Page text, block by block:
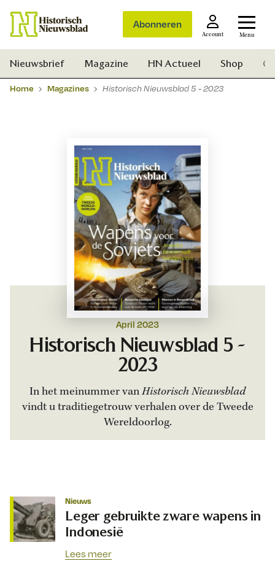
Abonneren
Account Menu
Zoek
Nieuwsbrief Magazine HN Actueel Shop
Home Magazines Historisch Nieuwsblad 5 - 2023
April 2023
Historisch Nieuwsblad 5 -
2023
In het meinummer vanHistorisch Nieuwsblad
vindt u traditiegetrouw verhalen over de Tweede
Wereldoorlog.
Nieuws
Leger gebruikte zware wapens in
Indonesië
Lees meer